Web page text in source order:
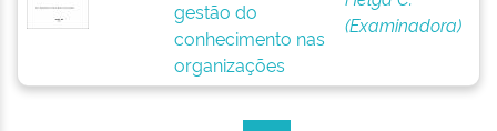
gestão do
conhecimento nas
organizações
(Examinadora)